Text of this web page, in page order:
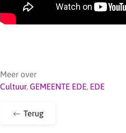
Meer over
Cultuur, GEMEENTE EDE, EDE
Terug